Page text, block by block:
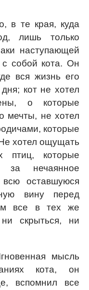
в те края, куда
лишь только
наступающей
собой кота. Он
вся жизнь его
кот не хотел
о которые
мечты, не хотел
которые
хотел ощущать
птиц, которые
за нечаянное
оставшуюся
вину перед
все в тех же
скрыться, ни
мысль
кота, он
вспомнил все